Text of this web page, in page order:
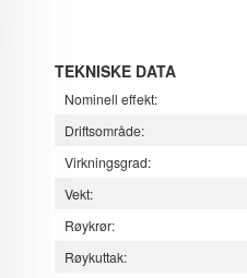
TEKNISKE DATA
Nominell effekt:
Driftsområde:
Virkningsgrad:
Vekt:
Røykrør:
Røykuttak: